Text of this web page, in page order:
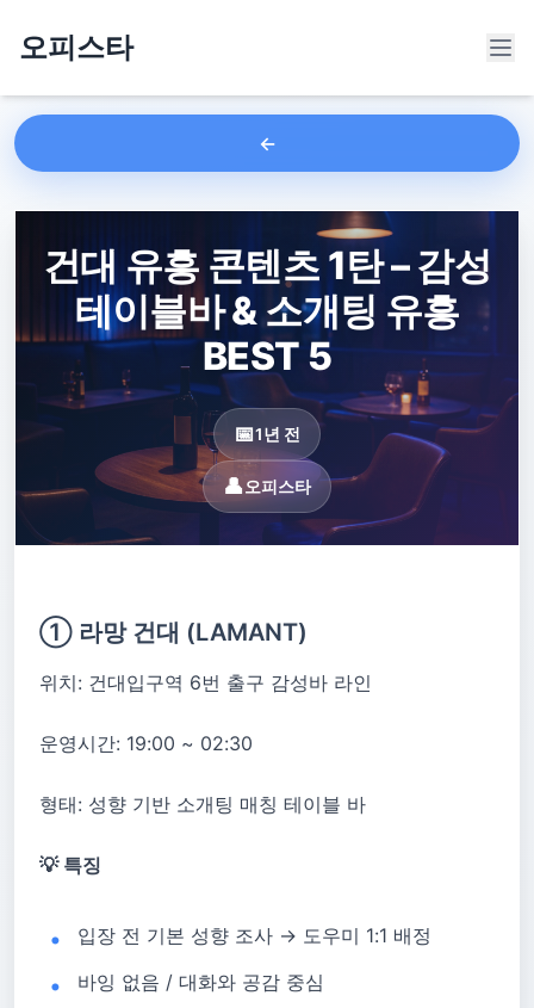
오피스타
건대 유흥 콘텐츠 1탄 – 감성
테이블바 & 소개팅 유흥
BEST 5
1년 전
오피스타
① 라망 건대 (LAMANT)
위치: 건대입구역 6번 출구 감성바 라인
운영시간: 19:00 ~ 02:30
형태: 성향 기반 소개팅 매칭 테이블 바
💡 특징
입장 전 기본 성향 조사 → 도우미 1:1 배정
바잉 없음 / 대화와 공감 중심